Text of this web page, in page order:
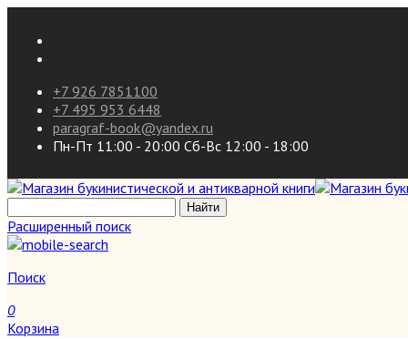
+7 926 7851100
+7 495 953 6448
paragraf-book@yandex.ru
Пн-Пт 11:00 - 20:00 Сб-Вс 12:00 - 18:00
Расширенный поиск
Поиск
0
Корзина